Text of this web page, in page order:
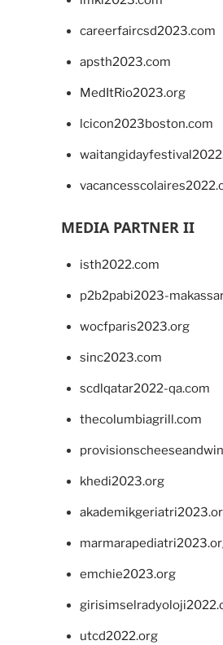
careerfaircsd2023.com
apsth2023.com
MedItRio2023.org
lcicon2023boston.com
MEDIA PARTNER II
isth2022.com
p2b2pabi2023-
wocfparis2023.org
sinc2023.com
scdlqatar2022-qa.com
thecolumbiagrill.com
khedi2023.org
emchie2023.org
utcd2022.org